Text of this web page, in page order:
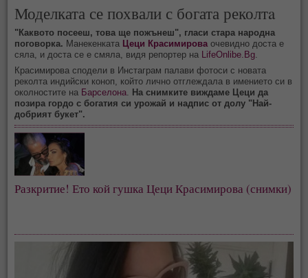
Моделката се похвали с богата реколтa
"Каквото посееш, това ще пожънеш", гласи стара народна
поговорка. Манекенката Цеци Красимирова очевидно доста е
сяла, и доста се е смяла, видя репортер на LifeOnlibe.Bg.
Красимирова сподели в Инстаграм палави фотоси с новата
реколта индийски коноп, който лично отглеждала в имението си в
околностите на Барселона. На снимките виждаме Цеци да
позира гордо с богатия си урожай и надпис от долу "Най-
добрият букет".
Разкритие! Ето кой гушка Цеци Красимирова (снимки)